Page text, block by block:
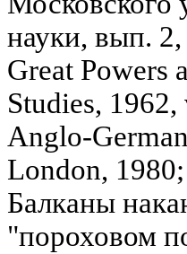
науки, вып.
Great Powers
Studies, 1962,
Anglo-
London,
Балканы
"пороховом